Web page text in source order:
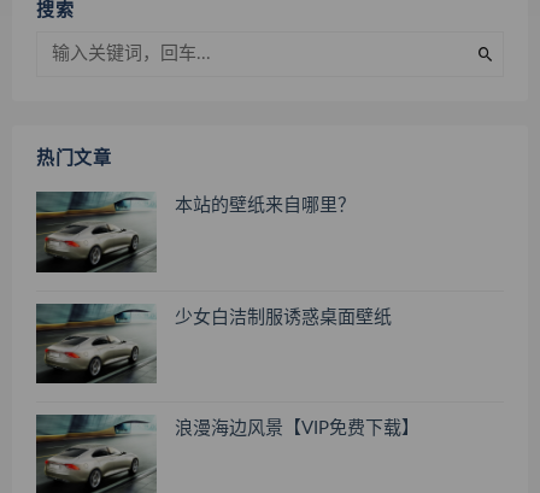
搜索
热门文章
本站的壁纸来自哪里？
少女白洁制服诱惑桌面壁纸
浪漫海边风景【VIP免费下载】